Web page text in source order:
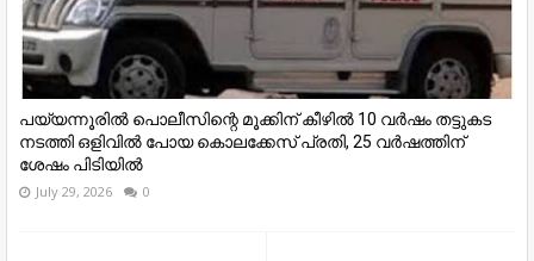
പയ്യന്നൂരില്‍ പൊലീസിന്റെ മൂക്കിന് കീഴില്‍ 10 വര്‍ഷം തട്ടുകട
നടത്തി ഒളിവില്‍ പോയ കൊലക്കേസ് പ്രതി, 25 വര്‍ഷത്തിന്
ശേഷം പിടിയില്‍
July 29, 2026 0